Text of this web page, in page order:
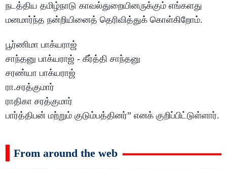
நடத்திய தமிழ்நாடு காவல்துறையினருக்கும் எங்களது
மனமார்ந்த நன்றியினைத் தெரிவித்துக் கொள்கிறோம்.
பூர்ணிமா பாக்யராஜ்
சாந்தனு பாக்யராஜ் - கீர்த்தி சாந்தனு
சரண்யா பாக்யராஜ்
ரா.சரத்குமார்
ராதிகா சரத்குமார்
பார்த்திபன் மற்றும் குடும்பத்தினர்” எனக் குறிப்பிட்டுள்ளார்.
From around the web